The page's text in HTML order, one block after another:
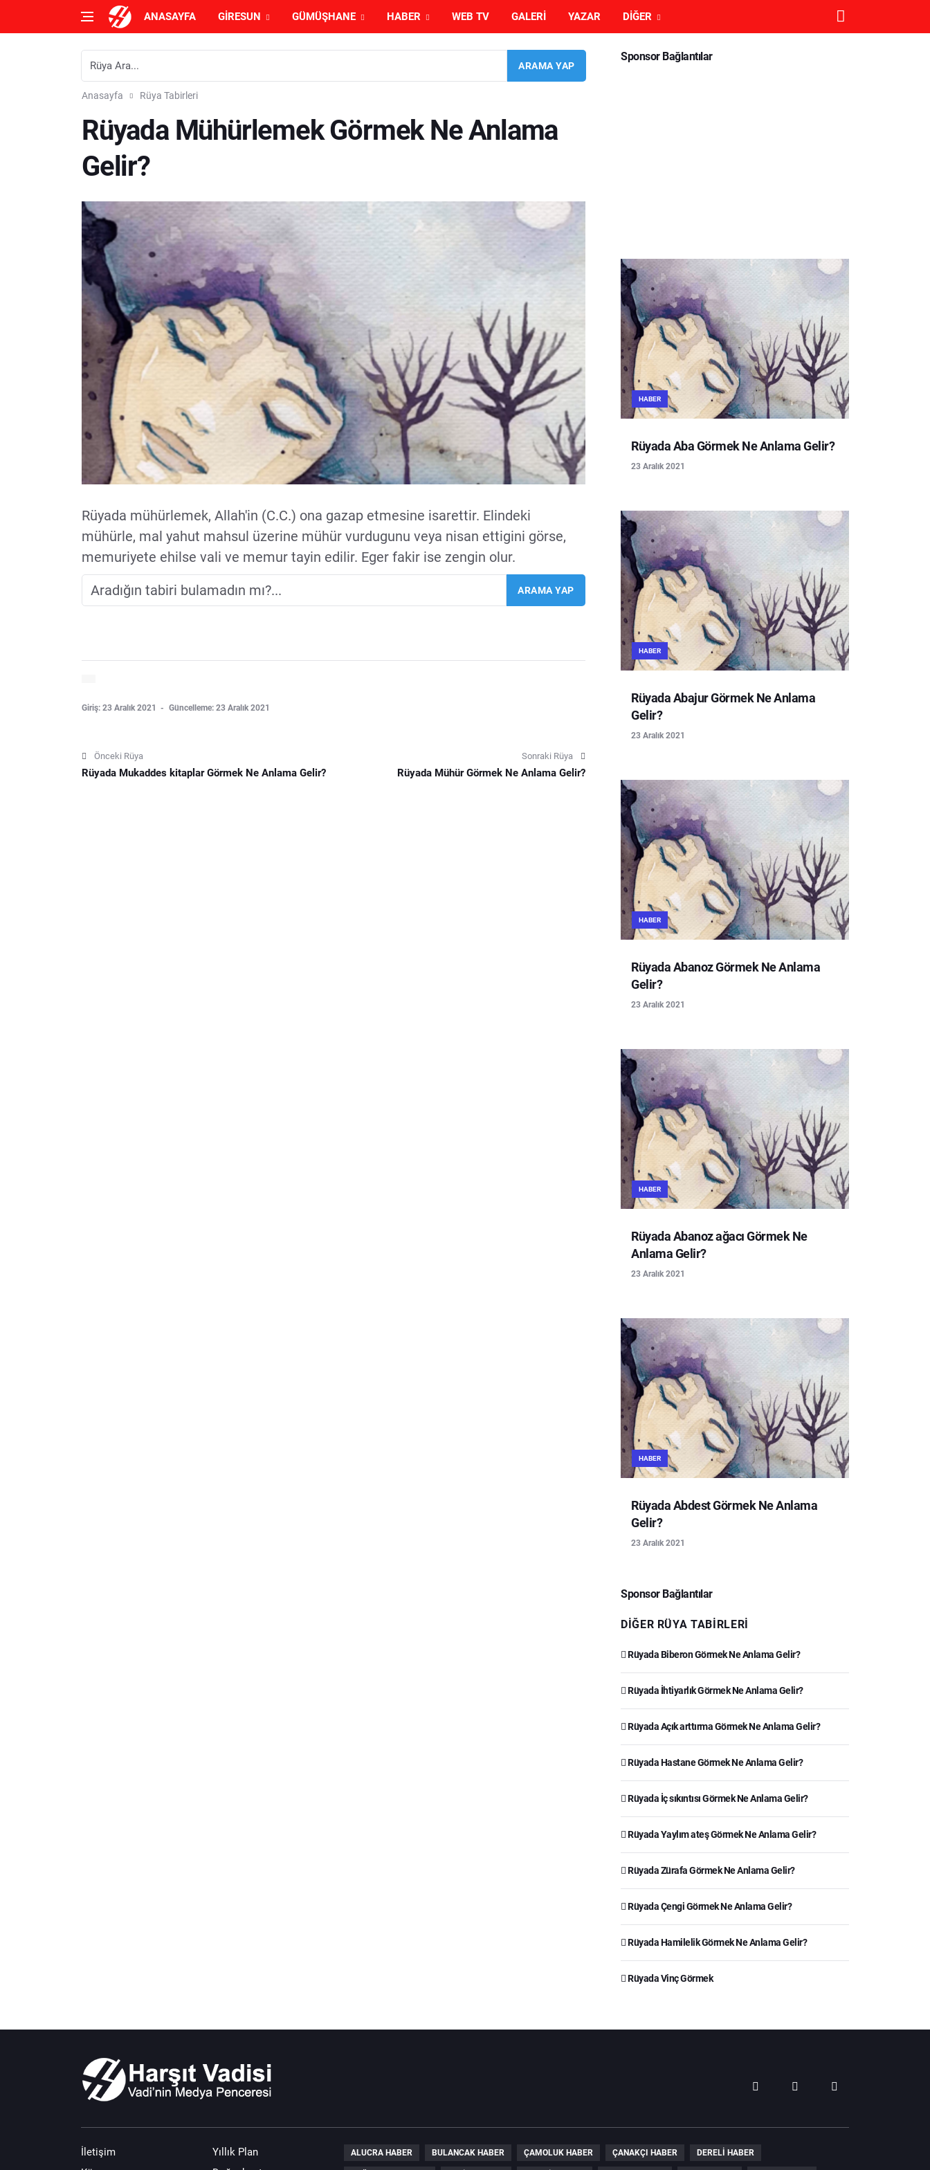
ANASAYFA GIRESUN GÜMÜŞHANE HABER WEB TV GALERI YAZAR DIĞER
Anasayfa Rüya Tabirleri
Rüyada Mühürlemek Görmek Ne Anlama
Gelir?
Rüyada mühürlemek, Allah'in (C.C.) ona gazap etmesine isarettir. Elindeki
mühürle, mal yahut mahsul üzerine mühür vurdugunu veya nisan ettigini görse,
memuriyete ehilse vali ve memur tayin edilir. Eger fakir ise zengin olur.
Giriş: 23 Aralık 2021 Güncelleme: 23 Aralık 2021
Önceki Rüya
Rüyada Mukaddes kitaplar Görmek Ne Anlama Gelir?
Sonraki Rüya
Rüyada Mühür Görmek Ne Anlama Gelir?
Sponsor Bağlantılar
HABER
Rüyada Aba Görmek Ne Anlama Gelir?
23 Aralık 2021
HABER
Rüyada Abajur Görmek Ne Anlama
Gelir?
23 Aralık 2021
HABER
Rüyada Abanoz Görmek Ne Anlama
Gelir?
23 Aralık 2021
HABER
Rüyada Abanoz ağacı Görmek Ne
Anlama Gelir?
23 Aralık 2021
HABER
Rüyada Abdest Görmek Ne Anlama
Gelir?
23 Aralık 2021
Sponsor Bağlantılar
DIĞER RÜYA TABIRLERI
Rüyada Biberon Görmek Ne Anlama Gelir?
Rüyada İhtiyarlık Görmek Ne Anlama Gelir?
Rüyada Açık arttırma Görmek Ne Anlama Gelir?
Rüyada Hastane Görmek Ne Anlama Gelir?
Rüyada İç sıkıntısı Görmek Ne Anlama Gelir?
Rüyada Yaylım ateş Görmek Ne Anlama Gelir?
Rüyada Zürafa Görmek Ne Anlama Gelir?
Rüyada Çengi Görmek Ne Anlama Gelir?
Rüyada Hamilelik Görmek Ne Anlama Gelir?
Rüyada Vinç Görmek
İletişim
Yıllık Plan
ALUCRA HABER BULANCAK HABER ÇAMOLUK HABER ÇANAKÇI HABER DERELI HABER